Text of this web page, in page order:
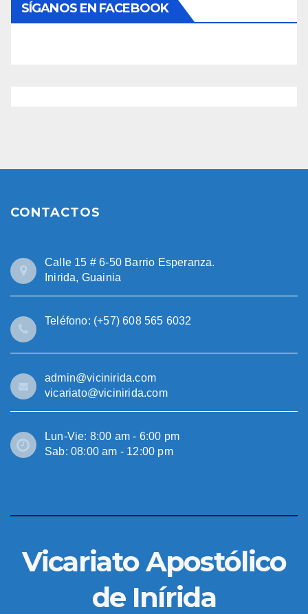
SÍGANOS EN FACEBOOK
CONTACTOS
Calle 15 # 6-50 Barrio Esperanza.
Inirida, Guainia
Teléfono: (+57) 608 565 6032
admin@vicinirida.com
vicariato@vicinirida.com
Lun-Vie: 8:00 am - 6:00 pm
Sab: 08:00 am - 12:00 pm
Vicariato Apostólico
de Inírida